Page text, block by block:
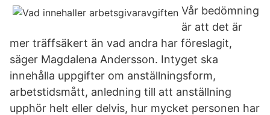
Vår bedömning
är att det är
mer träffsäkert än vad andra har föreslagit,
säger Magdalena Andersson. Intyget ska
innehålla uppgifter om anställningsform,
arbetstidsmått, anledning till att anställning
upphör helt eller delvis, hur mycket personen har